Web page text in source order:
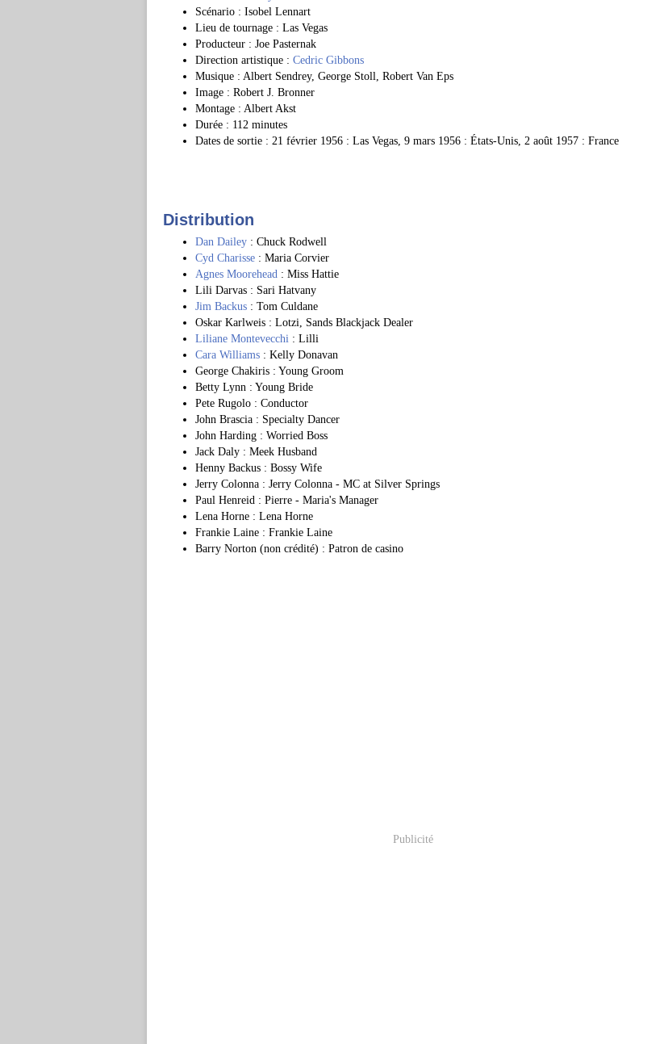
Scénario : Isobel Lennart
Lieu de tournage : Las Vegas
Producteur : Joe Pasternak
Direction artistique : Cedric Gibbons
Musique : Albert Sendrey, George Stoll, Robert Van Eps
Image : Robert J. Bronner
Montage : Albert Akst
Durée : 112 minutes
Dates de sortie : 21 février 1956 : Las Vegas, 9 mars 1956 : États-Unis, 2 août 1957 : France
Distribution
Dan Dailey : Chuck Rodwell
Cyd Charisse : Maria Corvier
Agnes Moorehead : Miss Hattie
Lili Darvas : Sari Hatvany
Jim Backus : Tom Culdane
Oskar Karlweis : Lotzi, Sands Blackjack Dealer
Liliane Montevecchi : Lilli
Cara Williams : Kelly Donavan
George Chakiris : Young Groom
Betty Lynn : Young Bride
Pete Rugolo : Conductor
John Brascia : Specialty Dancer
John Harding : Worried Boss
Jack Daly : Meek Husband
Henny Backus : Bossy Wife
Jerry Colonna : Jerry Colonna - MC at Silver Springs
Paul Henreid : Pierre - Maria's Manager
Lena Horne : Lena Horne
Frankie Laine : Frankie Laine
Barry Norton (non crédité) : Patron de casino
Publicité